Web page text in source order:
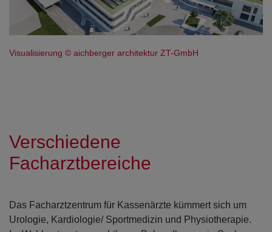
Visualisierung © aichberger architektur ZT-GmbH
Verschiedene
Facharztbereiche
Das Facharztzentrum für Kassenärzte kümmert sich um
Urologie, Kardiologie/ Sportmedizin und Physiotherapie.